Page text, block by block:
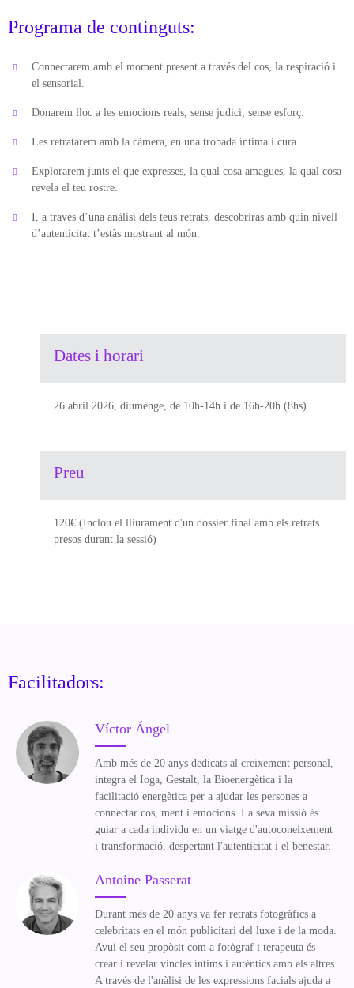
Programa de continguts:
Connectarem amb el moment present a través del cos, la respiració i
el sensorial.
Donarem lloc a les emocions reals, sense judici, sense esforç.
Les retratarem amb la càmera, en una trobada íntima i cura.
Explorarem junts el que expresses, la qual cosa amagues, la qual cosa
revela el teu rostre.
I, a través d’una anàlisi dels teus retrats, descobriràs amb quin nivell
d’autenticitat t’estàs mostrant al món.
Dates i horari
26 abril 2026, diumenge, de 10h-14h i de 16h-20h (8hs)
Preu
120€ (Inclou el lliurament d'un dossier final amb els retrats
presos durant la sessió)
Facilitadors:
Víctor Ángel
Amb més de 20 anys dedicats al creixement personal,
integra el Ioga, Gestalt, la Bioenergètica i la
facilitació energètica per a ajudar les persones a
connectar cos, ment i emocions. La seva missió és
guiar a cada individu en un viatge d'autoconeixement
i transformació, despertant l'autenticitat i el benestar.
Antoine Passerat
Durant més de 20 anys va fer retrats fotogràfics a
celebritats en el món publicitari del luxe i de la moda.
Avui el seu propòsit com a fotògraf i terapeuta és
crear i revelar vincles íntims i autèntics amb els altres.
A través de l'anàlisi de les expressions facials ajuda a